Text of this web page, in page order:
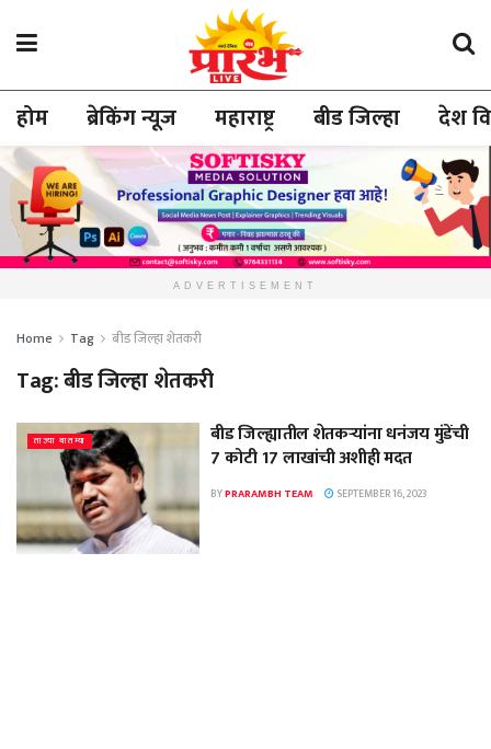
होम ब्रेकिंग न्यूज महाराष्ट्र बीड जिल्हा देश
ADVERTISEMENT
Home Tag बीड जिल्हा शेतकरी
Tag:बीड जिल्हा शेतकरी
ताज्या बातम्या
बीड जिल्ह्यातील शेतकऱ्यांना धनंजय मुंडेंची
7 कोटी 17 लाखांची अशीही मदत
BYPRARAMBH TEAM SEPTEMBER 16, 2023